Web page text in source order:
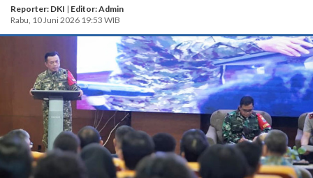
Reporter: DKI | Editor: Admin
Rabu, 10 Juni 2026 19:53 WIB